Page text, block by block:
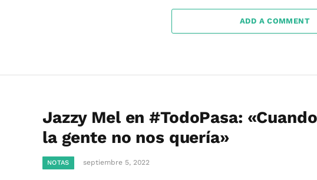
ADD A COMMENT
Jazzy Mel en #TodoPasa:
la gente no nos quería»
NOTAS septiembre 5, 2022